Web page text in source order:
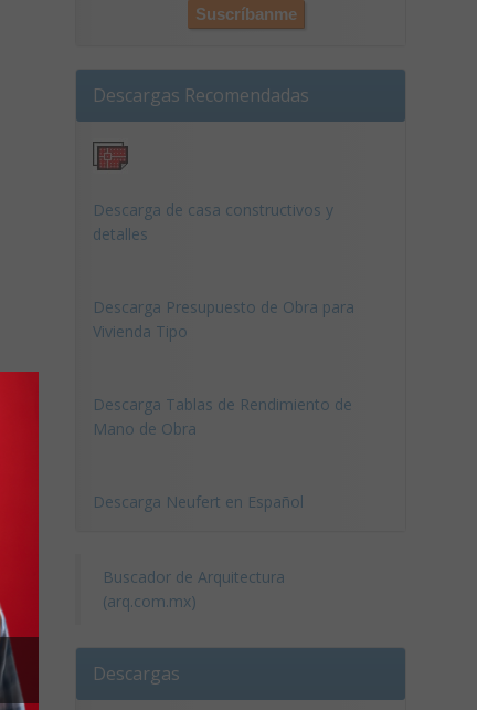
Descargas Recomendadas
Descarga de casa constructivos y
detalles
Descarga Presupuesto de Obra para
Vivienda Tipo
Descarga Tablas de Rendimiento de
Mano de Obra
Descarga Neufert en Español
Buscador de Arquitectura
(arq.com.mx)
Descargas